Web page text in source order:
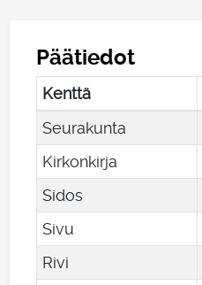
Päätiedot
Kenttä
Seurakunta
Kirkonkirja
Sidos
Sivu
Rivi